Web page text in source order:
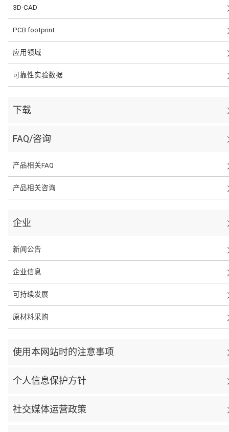
3D-CAD
PCB footprint
应用领域
可靠性实验数据
下载
FAQ/咨询
产品相关FAQ
产品相关咨询
企业
新闻公告
企业信息
可持续发展
原材料采购
使用本网站时的注意事项
个人信息保护方针
社交媒体运营政策